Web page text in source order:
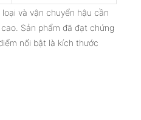
và vận chuyển hậu cần
Sản phẩm đã đạt chứng
nổi bật là kích thước